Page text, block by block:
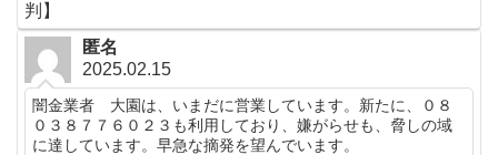
判】
匿名
2025.02.15
闇金業者 大園は、いまだに営業しています。新たに、０８
０３８７７６０２３も利用しており、嫌がらせも、脅しの域
に達しています。早急な摘発を望んでいます。